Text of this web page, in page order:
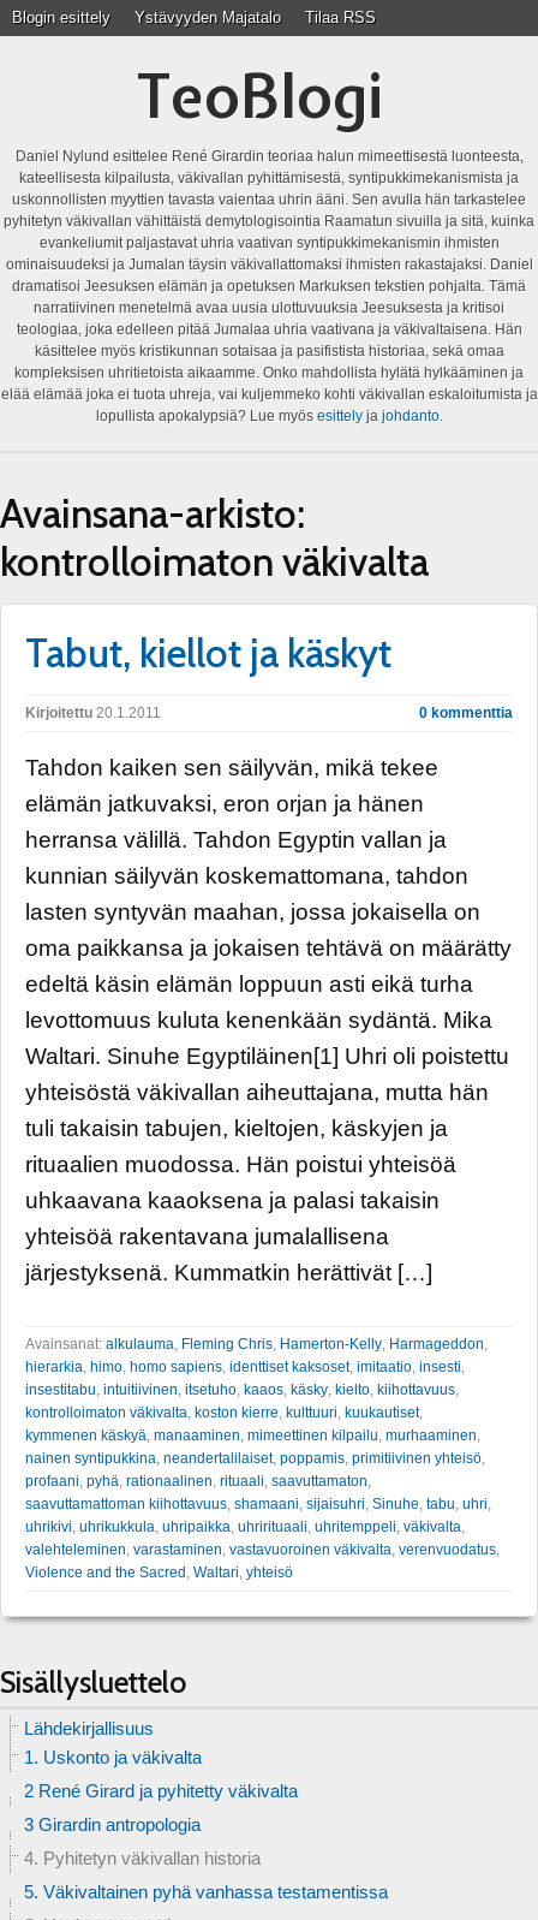
Blogin esittely Ystävyyden Majatalo Tilaa RSS
TeoBlogi
Daniel Nylund esittelee René Girardin teoriaa halun mimeettisestä luonteesta,
kateellisesta kilpailusta, väkivallan pyhittämisestä, syntipukkimekanismista ja
uskonnollisten myyttien tavasta vaientaa uhrin ääni. Sen avulla hän tarkastelee
pyhitetyn väkivallan vähittäistä demytologisointia Raamatun sivuilla ja sitä, kuinka
evankeliumit paljastavat uhria vaativan syntipukkimekanismin ihmisten
ominaisuudeksi ja Jumalan täysin väkivallattomaksi ihmisten rakastajaksi. Daniel
dramatisoi Jeesuksen elämän ja opetuksen Markuksen tekstien pohjalta. Tämä
narratiivinen menetelmä avaa uusia ulottuvuuksia Jeesuksesta ja kritisoi
teologiaa, joka edelleen pitää Jumalaa uhria vaativana ja väkivaltaisena. Hän
käsittelee myös kristikunnan sotaisaa ja pasifistista historiaa, sekä omaa
kompleksisen uhritietoista aikaamme. Onko mahdollista hylätä hylkääminen ja
elää elämää joka ei tuota uhreja, vai kuljemmeko kohti väkivallan eskaloitumista ja
lopullista apokalypsiä? Lue myös esittelyja johdanto.
Avainsana-arkisto:
kontrolloimaton väkivalta
Tabut, kiellot ja käskyt
Kirjoitettu 20.1.2011 0 kommenttia
Tahdon kaiken sen säilyvän, mikä tekee
elämän jatkuvaksi, eron orjan ja hänen
herransa välillä. Tahdon Egyptin vallan ja
kunnian säilyvän koskemattomana, tahdon
lasten syntyvän maahan, jossa jokaisella on
oma paikkansa ja jokaisen tehtävä on määrätty
edeltä käsin elämän loppuun asti eikä turha
levottomuus kuluta kenenkään sydäntä. Mika
Waltari. Sinuhe Egyptiläinen[1] Uhri oli poistettu
yhteisöstä väkivallan aiheuttajana, mutta hän
tuli takaisin tabujen, kieltojen, käskyjen ja
rituaalien muodossa. Hän poistui yhteisöä
uhkaavana kaaoksena ja palasi takaisin
yhteisöä rakentavana jumalallisena
järjestyksenä. Kummatkin herättivät […]
Avainsanat: alkulauma Fleming Chris Hamerton-Kelly Harmageddon
hierarkia himo homo sapiens identtiset kaksoset, imitaatio insesti
insestitabu intuitiivinen itsetuho kaaos käsky kielto kiihottavuus
kontrolloimaton väkivalta koston kierre kulttuuri kuukautiset,
kymmenen käskyä manaaminen mimeettinen kilpailu murhaaminen
nainen syntipukkina neandertalilaiset, poppamis primitiivinen yhteisö
profaani pyhä rationaalinen rituaali saavuttamaton
saavuttamattoman kiihottavuus shamaani sijaisuhri Sinuhe tabu uhri
uhrikivi uhrikukkula uhripaikka uhrirituaali uhritemppeli väkivalta
valehteleminen varastaminen vastavuoroinen väkivalta verenvuodatus
Violence and the Sacred Waltari yhteisö
Sisällysluettelo
Lähdekirjallisuus
1. Uskonto ja väkivalta
2 René Girard ja pyhitetty väkivalta
3 Girardin antropologia
4. Pyhitetyn väkivallan historia
5. Väkivaltainen pyhä vanhassa testamentissa